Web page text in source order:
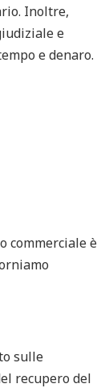
Inoltre,
e
e denaro.
commerciale è
sulle
recupero del